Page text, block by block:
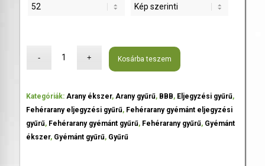
Kosárba teszem
Kategóriák: Arany ékszer, Arany gyűrű, BBB, Eljegyzési gyűrű,
Fehérarany eljegyzési gyűrű, Fehérarany gyémánt eljegyzési
gyűrű, Fehérarany gyémánt gyűrű, Fehérarany gyűrű, Gyémánt
ékszer, Gyémánt gyűrű, Gyűrű